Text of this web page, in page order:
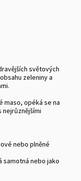
světových
zeleniny a
maso, opéká se na
nejrůznějšími
nebo plněné
samotná nebo jako